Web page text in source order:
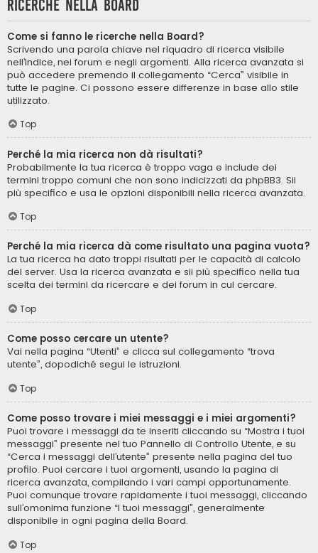
Ricerche nella Board
Come si fanno le ricerche nella Board?
Scrivendo una parola chiave nel riquadro di ricerca visibile
nell’Indice, nei forum e negli argomenti. Alla ricerca avanzata si
può accedere premendo il collegamento “Cerca” visibile in
tutte le pagine. Ci possono essere differenze in base allo stile
utilizzato.
Top
Perché la mia ricerca non dà risultati?
Probabilmente la tua ricerca è troppo vaga e include dei
termini troppo comuni che non sono indicizzati da phpBB3. Sii
più specifico e usa le opzioni disponibili nella ricerca avanzata.
Top
Perché la mia ricerca dà come risultato una pagina vuota?
La tua ricerca ha dato troppi risultati per le capacità di calcolo
del server. Usa la ricerca avanzata e sii più specifico nella tua
scelta dei termini da ricercare e dei forum in cui cercare.
Top
Come posso cercare un utente?
Vai nella pagina “Utenti” e clicca sul collegamento “trova
utente”, dopodiché segui le istruzioni.
Top
Come posso trovare i miei messaggi e i miei argomenti?
Puoi trovare i messaggi da te inseriti cliccando su “Mostra i tuoi
messaggi” presente nel tuo Pannello di Controllo Utente, e su
“Cerca i messaggi dell’utente” presente nella pagina del tuo
profilo. Puoi cercare i tuoi argomenti, usando la pagina di
ricerca avanzata, compilando i vari campi opportunamente.
Puoi comunque trovare rapidamente i tuoi messaggi, cliccando
sull’omonima funzione “I tuoi messaggi”, generalmente
disponibile in ogni pagina della Board.
Top